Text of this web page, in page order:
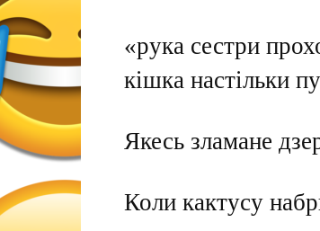
«рука сестри
кішка настільки
Якесь зламане
Коли кактусу